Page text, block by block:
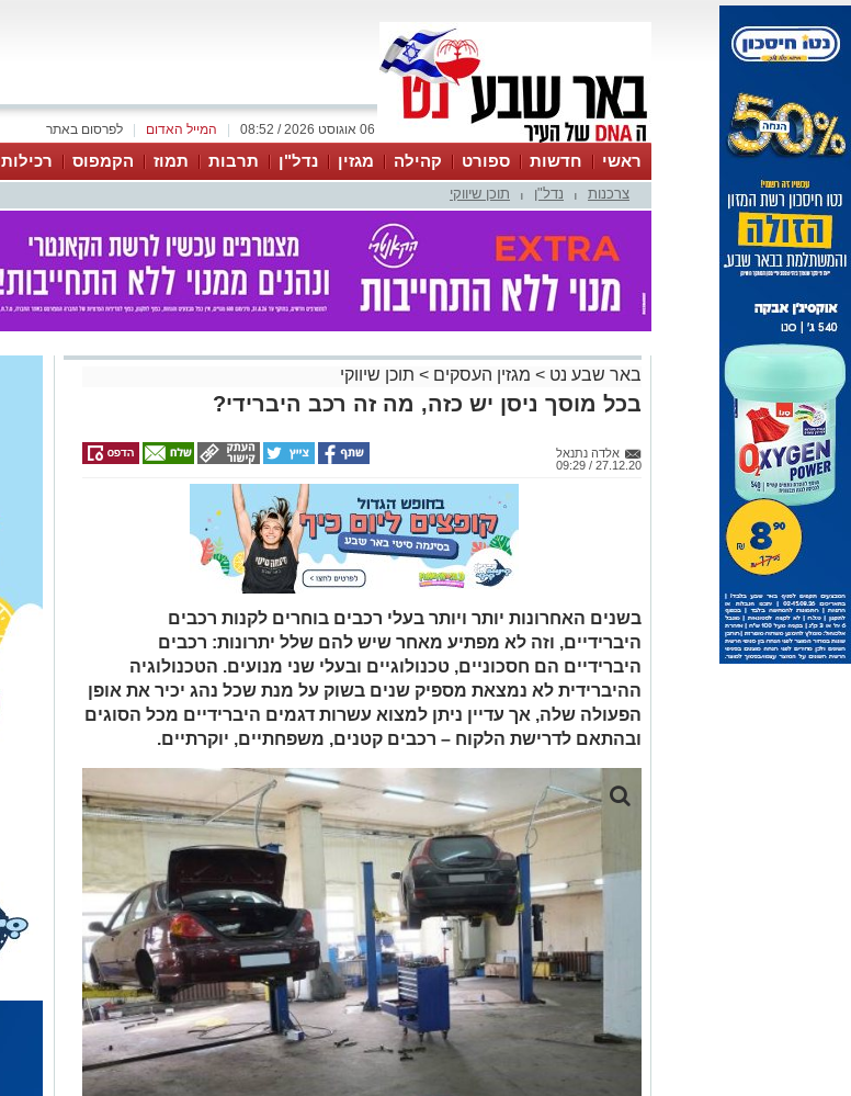
לפרסום באתר המייל האדום 06 אוגוסט 2026 / 08:52
ראשי חדשות ספורט קהילה מגזין נדל"ן תרבות תמוז הקמפוס רכילות
עסקים
טיפים והמלצות צרכנות נדל"ן תוכן שיווקי
באר שבע נט > מגזין העסקים > תוכן שיווקי
בכל מוסך ניסן יש כזה, מה זה רכב היברידי?
אלדה נתנאל
27.12.20 / 09:29
בשנים האחרונות יותר ויותר בעלי רכבים בוחרים לקנות רכבים
היברידיים, וזה לא מפתיע מאחר שיש להם שלל יתרונות: רכבים
היברידיים הם חסכוניים, טכנולוגיים ובעלי שני מנועים. הטכנולוגיה
ההיברידית לא נמצאת מספיק שנים בשוק על מנת שכל נהג יכיר את אופן
הפעולה שלה, אך עדיין ניתן למצוא עשרות דגמים היברידיים מכל הסוגים
ובהתאם לדרישת הלקוח – רכבים קטנים, משפחתיים, יוקרתיים.